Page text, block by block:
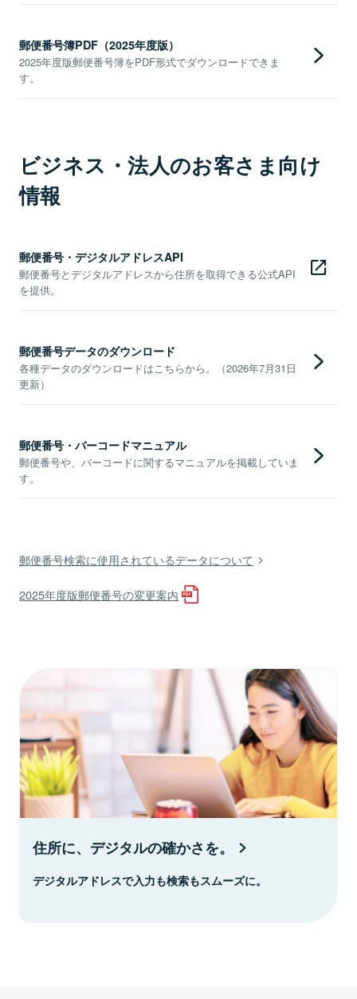
郵便番号簿PDF（2025年度版）
2025年度版郵便番号簿をPDF形式でダウンロードできま
す。
ビジネス・法人のお客さま向け
情報
郵便番号・デジタルアドレスAPI
郵便番号とデジタルアドレスから住所を取得できる公式API
を提供。
郵便番号データのダウンロード
各種データのダウンロードはこちらから。（2026年7月31日
更新）
郵便番号・バーコードマニュアル
郵便番号や、バーコードに関するマニュアルを掲載していま
す。
郵便番号検索に使用されているデータについて
2025年度版郵便番号の変更案内
住所に、デジタルの確かさを。
デジタルアドレスで入力も検索もスムーズに。